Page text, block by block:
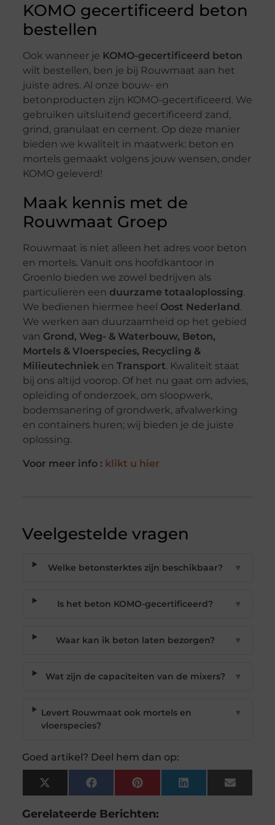
KOMO gecertificeerd beton
bestellen
Ook wanneer je KOMO-gecertificeerd beton
wilt bestellen, ben je bij Rouwmaat aan het
juiste adres. Al onze bouw- en
betonproducten zijn KOMO-gecertificeerd. We
gebruiken uitsluitend gecertificeerd zand,
grind, granulaat en cement. Op deze manier
bieden we kwaliteit in maatwerk: beton en
mortels gemaakt volgens jouw wensen, onder
KOMO geleverd!
Maak kennis met de
Rouwmaat Groep
Rouwmaat is niet alleen het adres voor beton
en mortels. Vanuit ons hoofdkantoor in
Groenlo bieden we zowel bedrijven als
particulieren een duurzame totaaloplossing.
We bedienen hiermee heel Oost Nederland.
We werken aan duurzaamheid op het gebied
van Grond, Weg- & Waterbouw, Beton,
Mortels & Vloerspecies, Recycling &
Milieutechnieken Transport. Kwaliteit staat
bij ons altijd voorop. Of het nu gaat om advies,
opleiding of onderzoek, om sloopwerk,
bodemsanering of grondwerk, afvalwerking
en containers huren; wij bieden je de juiste
oplossing.
Voor meer info : klikt u hier
Veelgestelde vragen
Welke betonsterktes zijn beschikbaar? ▼
Is het beton KOMO-gecertificeerd? ▼
Waar kan ik beton laten bezorgen? ▼
Wat zijn de capaciteiten van de mixers? ▼
Levert Rouwmaat ook mortels en
vloerspecies?
▼
Goed artikel? Deel hem dan op:
X
(Twitter)
FacebookPinterest LinkedIn Email
Gerelateerde Berichten: